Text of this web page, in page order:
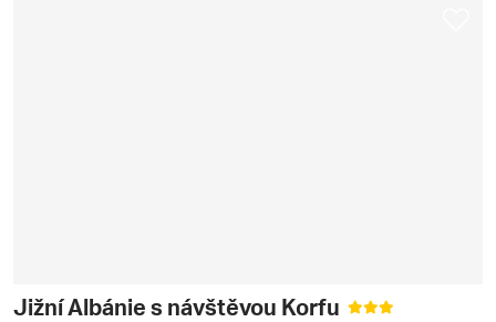
Jižní Albánie s návštěvou Korfu